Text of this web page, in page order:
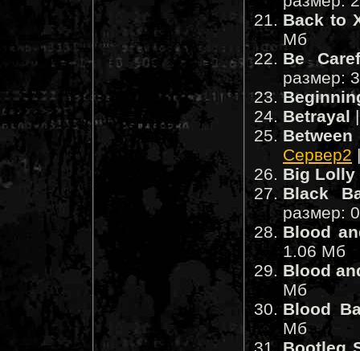
Back to
Мб
Be
размер:
Betrayal
Сервер2
Big Lolly
Black
размер:
Blood
1.06 Мб
Blood
Мб
Blood
Мб
Bootleg